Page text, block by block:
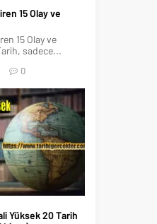
15 Olay ve
15 Olay ve
sadece...
0
Yüksek 20 Tarih